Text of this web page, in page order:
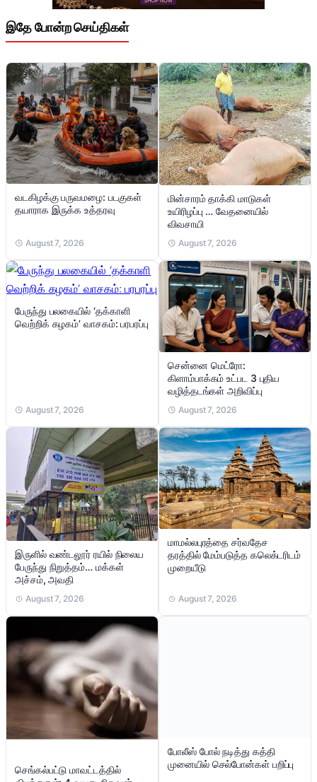
இதே போன்ற செய்திகள்
வடகிழக்கு பருவமழை: படகுகள்
தயாராக இருக்க உத்தரவு
August 7, 2026
மின்சாரம் தாக்கி மாடுகள்
உயிரிழப்பு … வேதனையில்
விவசாயி
August 7, 2026
பேருந்து பலகையில் ‘தக்காளி
வெற்றிக் கழகம்’ வாசகம்: பரபரப்பு
August 7, 2026
சென்னை மெட்ரோ:
கிளாம்பாக்கம் உட்பட 3 புதிய
வழித்தடங்கள் அறிவிப்பு
August 7, 2026
இருளில் வண்டலூர் ரயில் நிலைய
பேருந்து நிறுத்தம்… மக்கள்
அச்சம், அவதி
August 7, 2026
மாமல்லபுரத்தை சர்வதேச
தரத்தில் மேம்படுத்த கலெக்டரிடம்
முறையீடு
August 7, 2026
செங்கல்பட்டு மாவட்டத்தில்
போலீஸ் போல் நடித்து கத்தி
முனையில் செல்போன்கள் பறிப்பு